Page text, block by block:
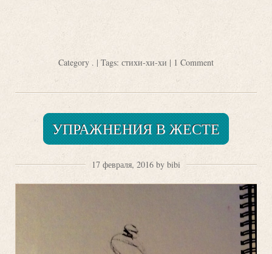
Category . | Tags: стихи-хи-хи | 1 Comment
УПРАЖНЕНИЯ В ЖЕСТЕ
17 февраля, 2016 by bibi